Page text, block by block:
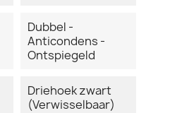
Dubbel -
Anticondens -
Ontspiegeld
Driehoek zwart
(Verwisselbaar)